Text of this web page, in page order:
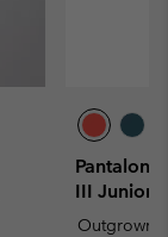
Pantalon
III Junior